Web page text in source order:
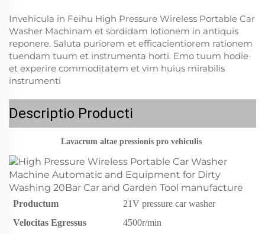
Invehicula in Feihu High Pressure Wireless Portable Car
Washer Machinam et sordidam lotionem in antiquis
reponere. Saluta puriorem et efficacientiorem rationem
tuendam tuum et instrumenta horti. Emo tuum hodie
et experire commoditatem et vim huius mirabilis
instrumenti
Descriptio Producti
Lavacrum altae pressionis pro vehiculis
Productum
21V pressure car washer
Velocitas Egressus
4500r/min